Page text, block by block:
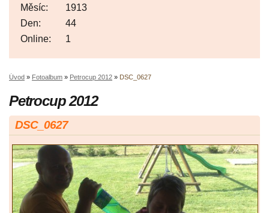
Online: 1
Měsíc:
1913
Den:
44
Úvod » Fotoalbum » Petrocup 2012 » DSC_0627
Petrocup 2012
DSC_0627